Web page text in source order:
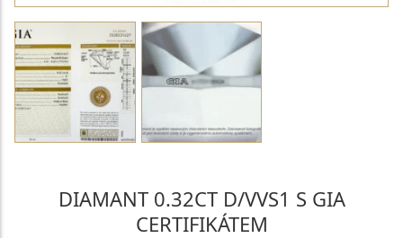
DIAMANT 0.32CT D/VVS1 S GIA
CERTIFIKÁTEM